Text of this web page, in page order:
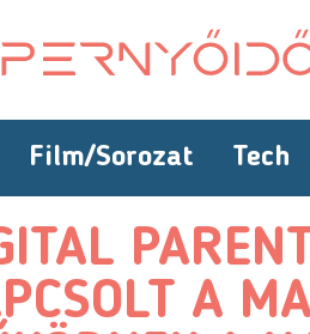
Film/Sorozat Tech
A